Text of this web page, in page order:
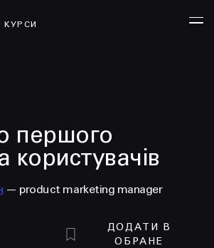
КУРСИ
першого
користувачів
— product marketing manager
ДОДАТИ В
ОБРАНЕ